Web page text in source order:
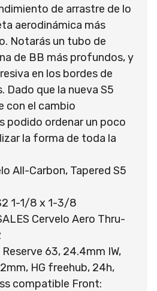
de arrastre de lo
aerodinámica más
Notarás un tubo de
de BB más profundos, y
en los bordes de
Dado que la nueva S5
con el cambio
podido ordenar un poco
la forma de toda la
All-Carbon, Tapered S5
1-1/8 x 1-3/8
Cervelo Aero Thru-
Reserve 63, 24.4mm IW,
HG freehub, 24h,
compatible Front: